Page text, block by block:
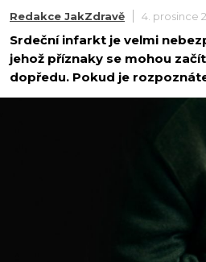
Redakce JakZdravě 4. prosince
Srdeční infarkt je velmi
jehož příznaky se mohou
dopředu. Pokud je